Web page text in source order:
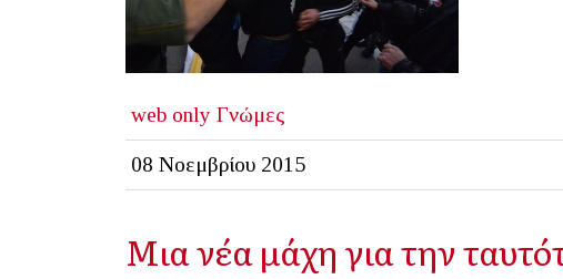
web only Γνώμες
08 Νοεμβρίου 2015
Μια νέα μάχη για την